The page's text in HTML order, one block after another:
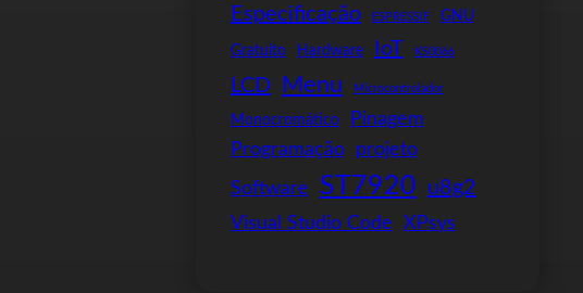
Especificação ESPRESSIF GNU
Gratuito Hardware IoT KS0066
LCD Menu Microcontrolador
Monocromático
Pinagem
Programação
projeto
Software ST7920 u8g2
Visual Studio Code XPsys